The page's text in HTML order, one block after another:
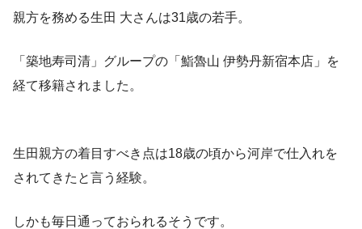
親方を務める生田 大さんは31歳の若手。
「築地寿司清」グループの「鮨魯山 伊勢丹新宿本店」を
経て移籍されました。
生田親方の着目すべき点は18歳の頃から河岸で仕入れを
されてきたと言う経験。
しかも毎日通っておられるそうです。